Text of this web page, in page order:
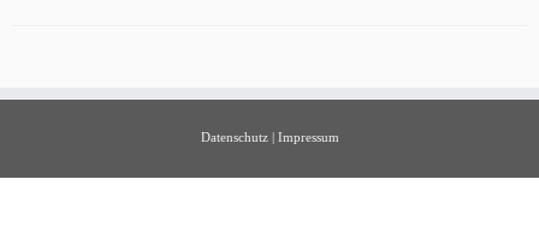
Datenschutz| Impressum